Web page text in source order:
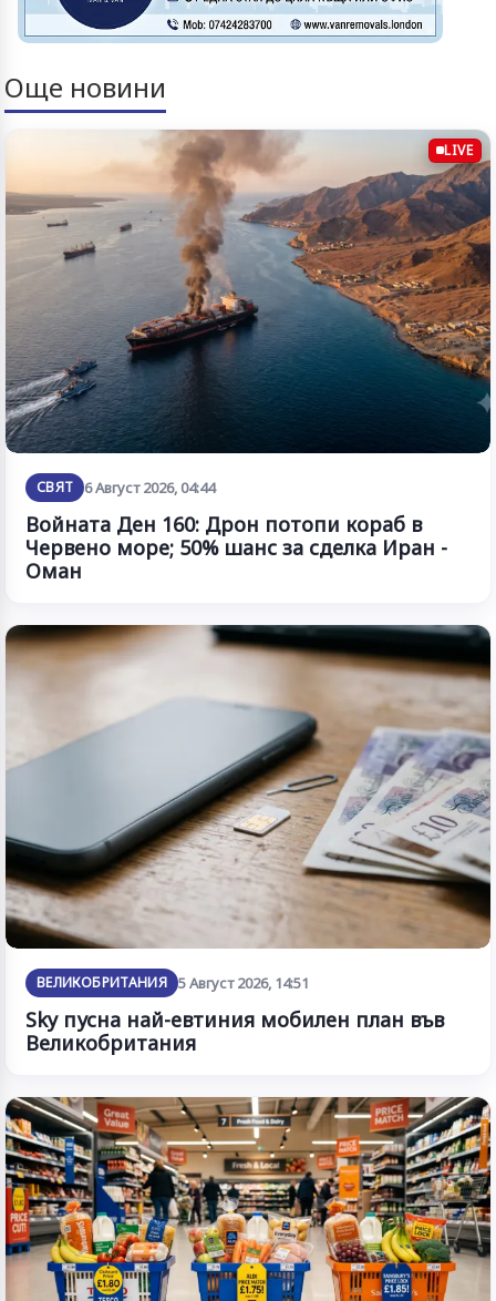
Още новини
LIVE
СВЯТ 6 Август 2026, 04:44
Войната Ден 160: Дрон потопи кораб в
Червено море; 50% шанс за сделка Иран -
Оман
ВЕЛИКОБРИТАНИЯ 5 Август 2026, 14:51
Sky пусна най-евтиния мобилен план във
Великобритания